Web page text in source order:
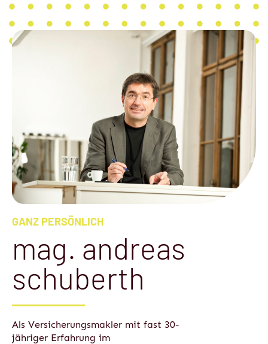
GANZ PERSÖNLICH
mag. andreas
schuberth
Als Versicherungsmakler mit fast 30-
jähriger Erfahrung im